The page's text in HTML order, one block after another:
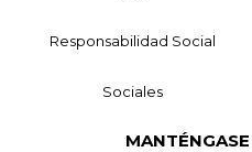
Responsabilidad Social
Sociales